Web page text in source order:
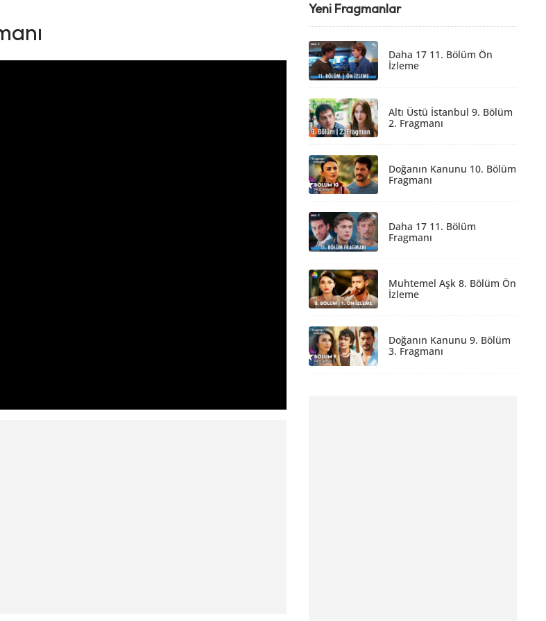
Yeni Fragmanlar
Daha 17 11. Bölüm Ön
İzleme
Altı Üstü İstanbul 9. Bölüm
2. Fragmanı
Doğanın Kanunu 10. Bölüm
Fragmanı
Daha 17 11. Bölüm
Fragmanı
Muhtemel Aşk 8. Bölüm Ön
İzleme
Doğanın Kanunu 9. Bölüm
3. Fragmanı